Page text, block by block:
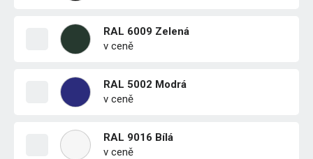
RAL 6009 Zelená
v ceně
RAL 5002 Modrá
v ceně
RAL 9016 Bílá
v ceně